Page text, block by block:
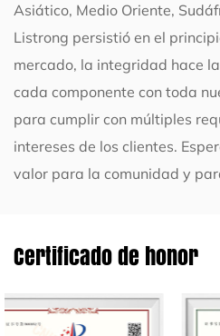
Asiático, Medio Oriente,
Listrong persistió en el
mercado, la integridad hace
cada componente con toda
para cumplir con múltiples
intereses de los clientes.
valor para la comunidad y
Certificado de honor